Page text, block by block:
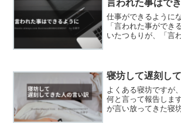
仕事ができるように
「言われた事ができ
いたつもりが、「言
だろう？
寝坊して遅刻し
よくある寝坊ですが
何と言って報告しま
が言い放ってきた寝